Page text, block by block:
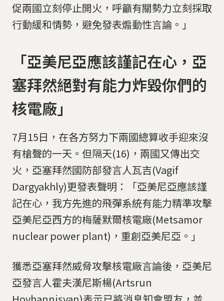
促兩國立刻停止開火，呼籲有關勢力立刻採取
行動緩和情勢，避免發表煽動性言論。」
「亞美尼亞應該謹記在心，亞
塞拜然絕對有能力炸毀你們的
核電廠」
7月15日，在各方努力下兩國總算收手迎來沒
有槍聲的一天。但隔天(16)，兩國又傳出交
火，亞塞拜然國防部發言人瓦吉(Vagif
Dargyakhly)更發表聲明：「亞美尼亞應該謹
記在心，我方先進的飛彈系統有能力精準攻擊
亞美尼亞西方的梅薩默爾核電廠(Metsamor
nuclear power plant)，重創亞美尼亞。」
獲悉亞塞拜然威脅攻擊核電廠言論後，亞美尼
亞發言人霍夫漢尼斯楊(Artsrun